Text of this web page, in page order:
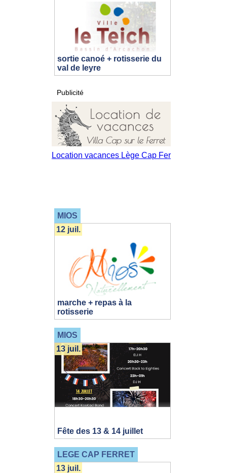
sortie canoé + rotisserie du
val de leyre
Publicité
MIOS
marche + repas à la
rotisserie
12 juil.
MIOS
Fête des 13 & 14 juillet
13 juil.
LEGE CAP FERRET
13 juil.